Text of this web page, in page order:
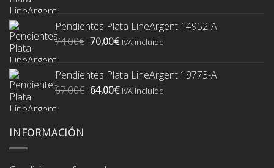
era:
74,00€.
es:
70,00€.
Pendientes Plata LineArgent 14952-A
74,00€ El
era:
74,00€.
70,00€El
es:
70,00€.
IVA incluido
Pendientes Plata LineArgent 19773-A
67,00€ El
64,00€ElIVA incluido
INFORMACIÓN